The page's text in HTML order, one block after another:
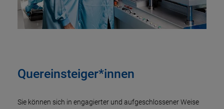
Quereinsteiger*innen
Sie können sich in engagierter und aufgeschlossener Weise